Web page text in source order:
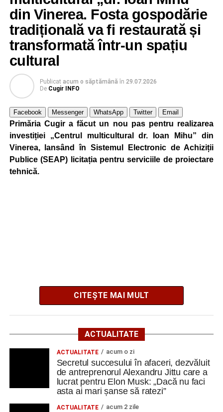
Autoritățile locale precizează că reducerea intensității
este realizată astfel încât să fie menținut un nivel adecvat
de iluminare pe timpul nopții.
Adaugă cugirinfo.ro ca sursă
Ultimele știri din Cugir
Cum și-a construit un informatician din Cugir propria
mașină solară. Vehiculul a ajuns și la o expoziție din
Berlin
Messenger WhatsApp Twitter
din Vinerea. Fosta gospodărie
tradițională va fi restaurată și
transformată într-un spațiu
cultural
Publicat acum o săptămână în 29.07.2026
De Cugir INFO
Facebook Messenger WhatsApp Twitter Email
Primăria Cugir a făcut un nou pas pentru realizarea
investiției „Centrul multicultural dr. Ioan Mihu” din
Vinerea, lansând în Sistemul Electronic de Achiziții
Publice (SEAP) licitația pentru serviciile de proiectare
tehnică.
Contractul are o valoare estimată de394.000 de lei, fără
, iar termenul limită pentru depunerea ofertelor este
Investiția este derulată de Primăria Cugir în parteneriat cu
Consiliul Județean Alba și urmărește restaurarea și
refuncționalizarea unui ansamblu gospodăresc tradițional
CITEȘTE MAI MULT
ACTUALITATE
ACTUALITATE acum o zi
Secretul succesului în afaceri, dezvăluit
de antreprenorul Alexandru Jittu care a
lucrat pentru Elon Musk: „Dacă nu faci
asta ai mari șanse să ratezi”
ACTUALITATE acum 2 zile